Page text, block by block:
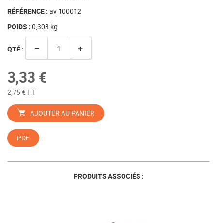
RÉFÉRENCE : av 100012
POIDS : 0,303 kg
QTÉ : − +
3,33 €
2,75 € HT
AJOUTER AU PANIER
PDF
PRODUITS ASSOCIÉS :